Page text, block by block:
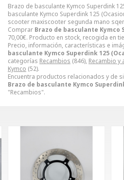
Brazo de basculante Kymco Superdink
basculante Kymco Superdink 125
scooter maxiscooter segunda mano
Comprar Brazo de basculante Kymco
70,00€. Producto en stock, recogida en
Precio, información, características e
basculante Kymco Superdink 125
categorías Recambios (846), Recambio y
Kymco (52).
Encuentra productos relacionados y de
Brazo de basculante Kymco
"Recambios".